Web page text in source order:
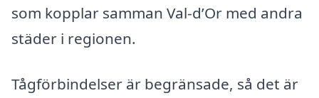
som kopplar samman Val-d’Or med andra
städer i regionen.
Tågförbindelser är begränsade, så det är